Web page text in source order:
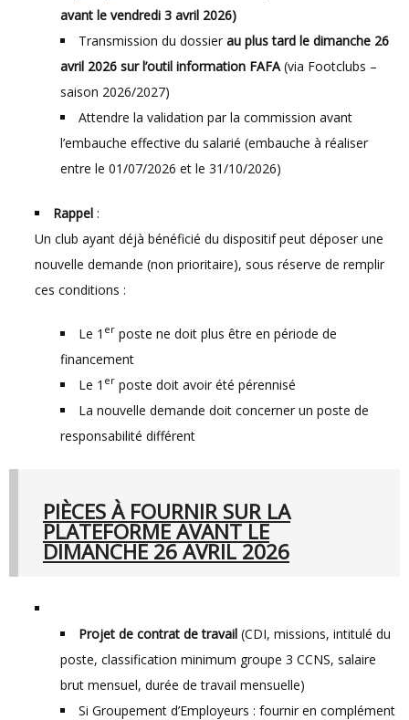
avant le vendredi 3 avril 2026)
Transmission du dossier au plus tard le dimanche 26
avril 2026 sur l’outil information FAFA(via Footclubs –
saison 2026/2027)
Attendre la validation par la commission avant
l’embauche effective du salarié (embauche à réaliser
entre le 01/07/2026 et le 31/10/2026)
Rappel :
Un club ayant déjà bénéficié du dispositif peut déposer une
nouvelle demande (non prioritaire), sous réserve de remplir
ces conditions :
Le 1 er poste ne doit plus être en période de
financement
Le 1 er poste doit avoir été pérennisé
La nouvelle demande doit concerner un poste de
responsabilité différent
PIÈCES À FOURNIR SUR LA
PLATEFORME AVANT LE
DIMANCHE 26 AVRIL 2026
Projet de contrat de travail (CDI, missions, intitulé du
poste, classification minimum groupe 3 CCNS, salaire
brut mensuel, durée de travail mensuelle)
Si Groupement d’Employeurs : fournir en complément